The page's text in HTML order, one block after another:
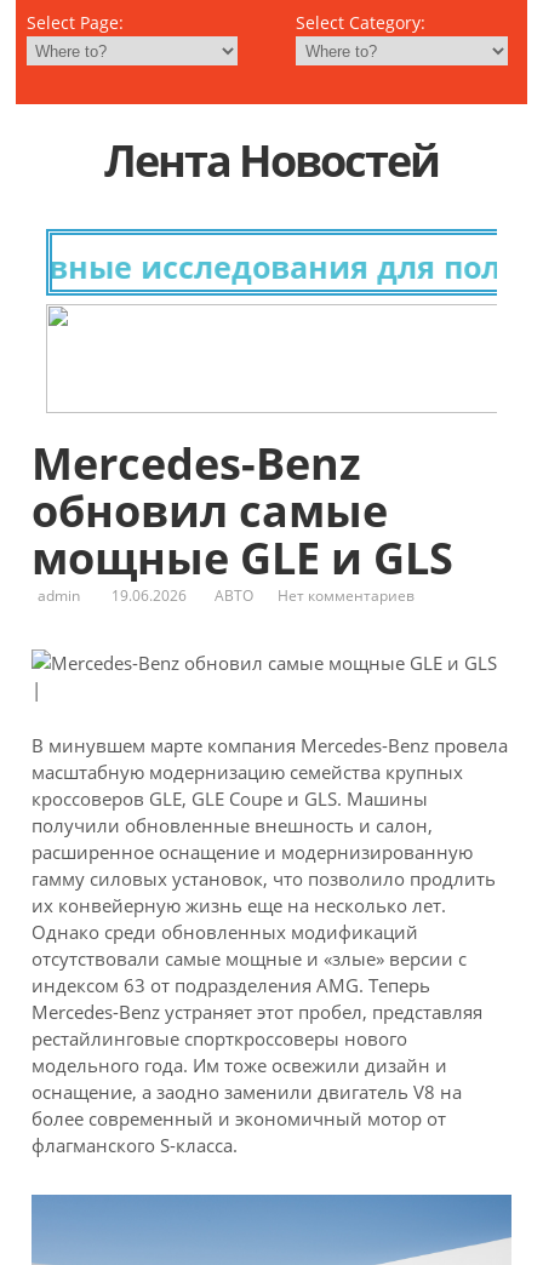
Select Page: Select Category:
Лента Новостей
исследования для
Mercedes-Benz
обновил самые
мощные GLE и GLS
admin 19.06.2026 АВТО Нет комментариев
|
В минувшем марте компания Mercedes-Benz провела
масштабную модернизацию семейства крупных
кроссоверов GLE, GLE Coupe и GLS. Машины
получили обновленные внешность и салон,
расширенное оснащение и модернизированную
гамму силовых установок, что позволило продлить
их конвейерную жизнь еще на несколько лет.
Однако среди обновленных модификаций
отсутствовали самые мощные и «злые» версии с
индексом 63 от подразделения AMG. Теперь
Mercedes-Benz устраняет этот пробел, представляя
рестайлинговые спорткроссоверы нового
модельного года. Им тоже освежили дизайн и
оснащение, а заодно заменили двигатель V8 на
более современный и экономичный мотор от
флагманского S-класса.